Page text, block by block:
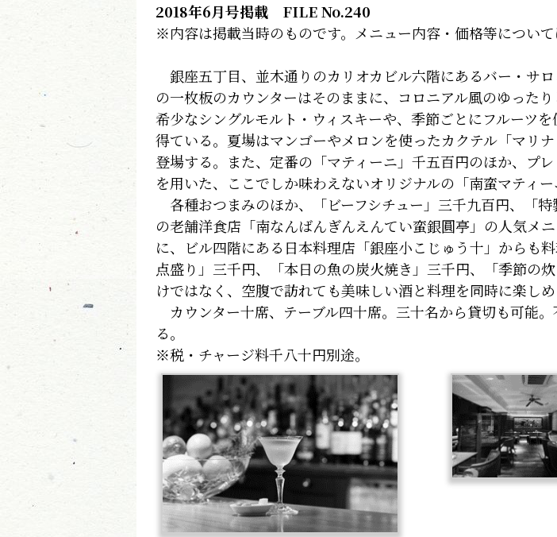
2018年6月号掲載 FILE No.240
※内容は掲載当時のものです。メニュー内容・価格等について
銀座五丁目、並木通りのカリオカビル六階にあるバー・サ
の一枚板のカウンターはそのままに、コロニアル風のゆったり
希少なシングルモルト・ウィスキーや、季節ごとにフルーツ
得ている。夏場はマンゴーやメロンを使ったカクテル「マリ
登場する。また、定番の「マティーニ」千五百円のほか、プ
を用いた、ここでしか味わえないオリジナルの「南蛮マティ
各種おつまみのほか、「ビーフシチュー」三千九百円、「
の老舗洋食店「南なんばんぎんえんてい蛮銀圓亭」の人気メ
に、ビル四階にある日本料理店「銀座小こじゅう十」からも
点盛り」三千円、「本日の魚の炭火焼き」三千円、「季節の
けではなく、空腹で訪れても美味しい酒と料理を同時に楽しめ
カウンター十席、テーブル四十席。三十名から貸切も可能
る。
※税・チャージ料千八十円別途。